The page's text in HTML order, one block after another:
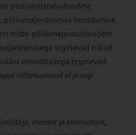
on põllumajandustoodete
põllumajandusmaa hooldamise,
mitte-põllumajandustoodete
tegelevad isikud
ettevõtlusega tegelevad
mittekuuluvad ei pruugi
mentor ja konsultant,